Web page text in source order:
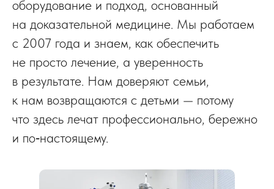
оборудование и подход, основанный
на доказательной медицине. Мы работаем
с 2007 года и знаем, как обеспечить
не просто лечение, а уверенность
в результате. Нам доверяют семьи,
к нам возвращаются с детьми — потому
что здесь лечат профессионально, бережно
и по‑настоящему.